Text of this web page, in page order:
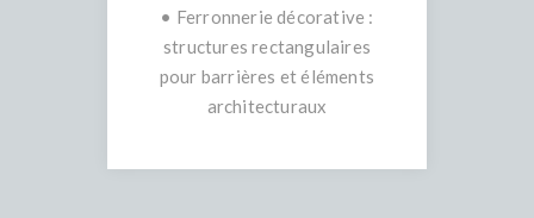
• Ferronnerie décorative :
structures rectangulaires
pour barrières et éléments
architecturaux